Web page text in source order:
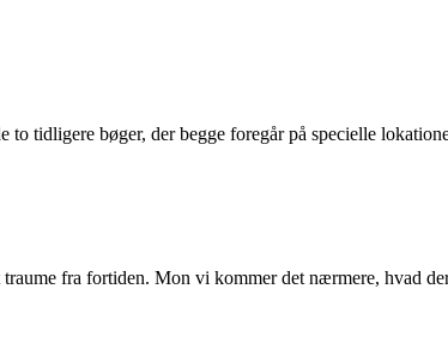
tidligere bøger, der begge foregår på specielle
fra fortiden. Mon vi kommer det nærmere, hvad